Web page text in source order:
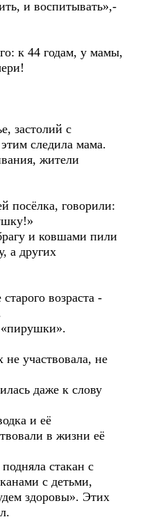
и воспитывать»,-
к 44 годам, у мамы,
застолий с
следила мама.
жители
посёлка, говорили:
и ковшами пили
а других
возраста -
участвовала, не
даже к слову
и её
в жизни её
стакан с
с детьми,
здоровы». Этих